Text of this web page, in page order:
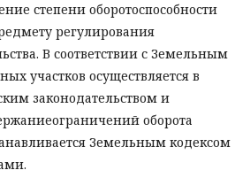
степени оборотоспособности
регулирования
В соответствии с Земельным
участков осуществляется в
законодательством и
оборота
Земельным кодексом